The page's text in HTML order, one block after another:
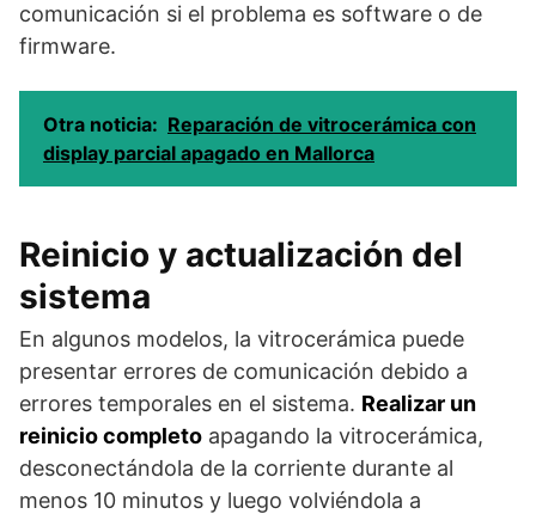
comunicación si el problema es software o de
firmware.
Otra noticia: Reparación de vitrocerámica con
display parcial apagado en Mallorca
Reinicio y actualización del
sistema
En algunos modelos, la vitrocerámica puede
presentar errores de comunicación debido a
errores temporales en el sistema. Realizar un
reinicio completo apagando la vitrocerámica,
desconectándola de la corriente durante al
menos 10 minutos y luego volviéndola a